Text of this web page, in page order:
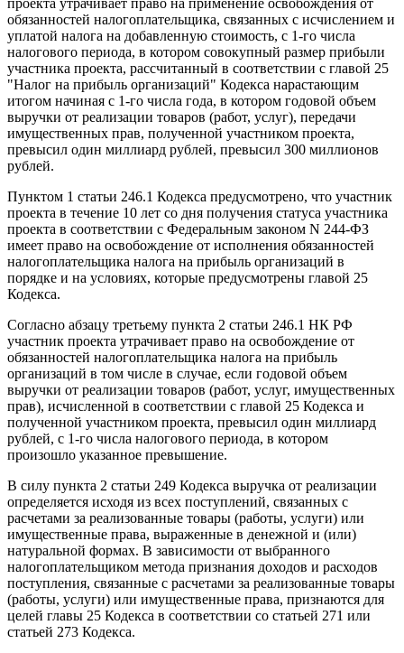
обязанностей налогоплательщика, связанных с исчислением и
уплатой налога на добавленную стоимость, с 1-го числа
налогового периода, в котором совокупный размер прибыли
участника проекта, рассчитанный в соответствии с главой 25
"Налог на прибыль организаций" Кодекса нарастающим
итогом начиная с 1-го числа года, в котором годовой объем
выручки от реализации товаров (работ, услуг), передачи
имущественных прав, полученной участником проекта,
превысил один миллиард рублей, превысил 300 миллионов
рублей.
Пунктом 1 статьи 246.1 Кодекса предусмотрено, что участник
проекта в течение 10 лет со дня получения статуса участника
проекта в соответствии с Федеральным законом N 244-ФЗ
имеет право на освобождение от исполнения обязанностей
налогоплательщика налога на прибыль организаций в
порядке и на условиях, которые предусмотрены главой 25
Кодекса.
Согласно абзацу третьему пункта 2 статьи 246.1 НК РФ
участник проекта утрачивает право на освобождение от
обязанностей налогоплательщика налога на прибыль
организаций в том числе в случае, если годовой объем
выручки от реализации товаров (работ, услуг, имущественных
прав), исчисленной в соответствии с главой 25 Кодекса и
полученной участником проекта, превысил один миллиард
рублей, с 1-го числа налогового периода, в котором
произошло указанное превышение.
В силу пункта 2 статьи 249 Кодекса выручка от реализации
определяется исходя из всех поступлений, связанных с
расчетами за реализованные товары (работы, услуги) или
имущественные права, выраженные в денежной и (или)
натуральной формах. В зависимости от выбранного
налогоплательщиком метода признания доходов и расходов
поступления, связанные с расчетами за реализованные товары
(работы, услуги) или имущественные права, признаются для
целей главы 25 Кодекса в соответствии со статьей 271 или
статьей 273 Кодекса.